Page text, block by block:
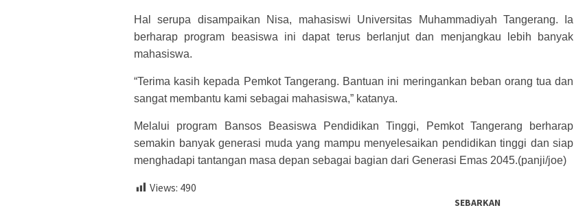
Hal serupa disampaikan Nisa, mahasiswi Universitas Muhammadiyah Tangerang. Ia
berharap program beasiswa ini dapat terus berlanjut dan menjangkau lebih banyak
mahasiswa.
“Terima kasih kepada Pemkot Tangerang. Bantuan ini meringankan beban orang tua dan
sangat membantu kami sebagai mahasiswa,” katanya.
Melalui program Bansos Beasiswa Pendidikan Tinggi, Pemkot Tangerang berharap
semakin banyak generasi muda yang mampu menyelesaikan pendidikan tinggi dan siap
menghadapi tantangan masa depan sebagai bagian dari Generasi Emas 2045.(panji/joe)
Views: 490
SEBARKAN